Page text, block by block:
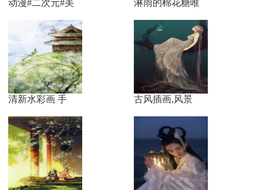
动漫#二次元#美 淋雨的棉花糖唯
清新水彩画 手 古风插画,风景